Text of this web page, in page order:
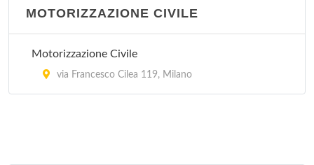
Gorgonzola
Legnano
via Podgora 2, Legnano
MOTORIZZAZIONE CIVILE
Motorizzazione Civile
via Francesco Cilea 119, Milano